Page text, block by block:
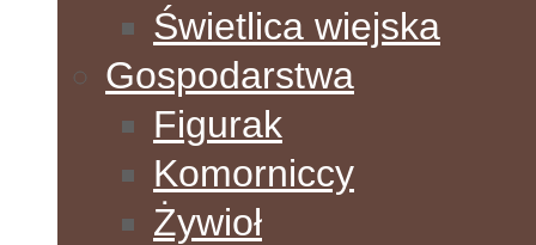
Świetlica wiejska
Gospodarstwa
Figurak
Komorniccy
Żywioł